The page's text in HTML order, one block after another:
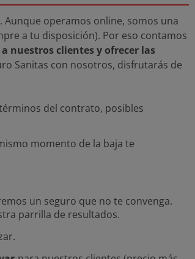
Aunque operamos online, somos una
a tu disposición). Por eso contamos
nuestros clientes y ofrecer las
Sanitas con nosotros, disfrutarás de
del contrato, posibles
momento de la baja te
un seguro que no te convenga.
parrilla de resultados.